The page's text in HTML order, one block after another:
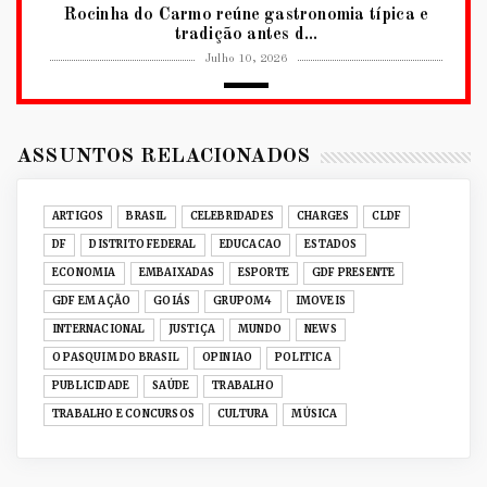
Rocinha do Carmo reúne gastronomia típica e
tradição antes d...
Julho 10, 2026
BRASÍLIA COM CULTURA, DIPLOM...
UNCATEGORIZED
Senac-DF leva oficinas gastronômicas à 33ª
Expochê com recei...
Junho 15, 2026
ACERVO DIGITAL
Acervo histórico de O Pasquim ganha novas
edições digitais e...
Junho 14, 2026
GRUPOM4
ASSUNTOS RELACIONADOS
ARTIGOS BRASIL CELEBRIDADES CHARGES CLDF
DF DISTRITO FEDERAL EDUCACAO ESTADOS
ECONOMIA EMBAIXADAS ESPORTE GDF PRESENTE
GDF EM AÇÃO GOIÁS GRUPOM4 IMOVEIS
INTERNACIONAL JUSTIÇA MUNDO NEWS
O PASQUIM DO BRASIL OPINIAO POLITICA
PUBLICIDADE SAÚDE TRABALHO
TRABALHO E CONCURSOS CULTURA MÚSICA